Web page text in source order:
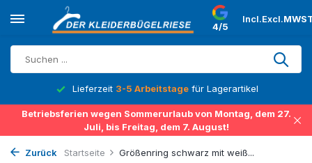
4/5
Incl.Excl.
Lieferzeit 3-5 Arbeitstage für Lagerartikel
Betriebsferien wegen Sommerurlaub von Montag, dem 27.
Juli, bis Freitag, dem 7. August!
Zurück Startseite Größenring schwarz mit weiß...